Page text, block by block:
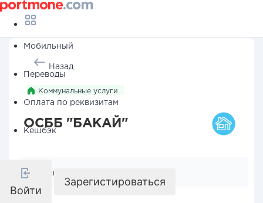
Мобильный
Переводы
Оплата по реквизитам
Кешбэк
Войти
Зарегистироваться
Назад
Коммунальные услуги
ОСББ "БАКАЙ"
Реквизиты компании